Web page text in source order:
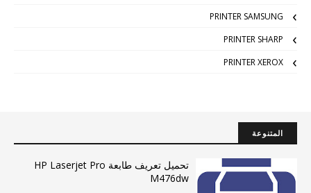
PRINTER SAMSUNG
PRINTER SHARP
PRINTER XEROX
المتنوعة
تحميل تعريف طابعة HP Laserjet Pro
M476dw